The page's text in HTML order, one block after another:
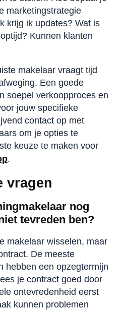
marketingstrategie
krijg ik updates? Wat is
Kunnen klanten
makelaar vraagt tijd
Een goede
soepel verkoopproces en
jouw specifieke
contact op met
om je opties te
keuze te maken voor
.
vragen
nog
tevreden ben?
makelaar wisselen, maar
De meeste
hebben een opzegtermijn
je contract goed door
ontevredenheid eerst
kunnen problemen